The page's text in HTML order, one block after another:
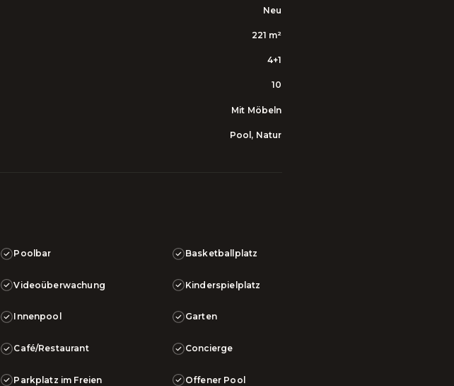
Neu
221 m²
4+1
10
Mit Möbeln
Pool, Natur
Poolbar Basketballplatz
Videoüberwachung Kinderspielplatz
Innenpool Garten
Café/Restaurant Concierge
Parkplatz im Freien Offener Pool